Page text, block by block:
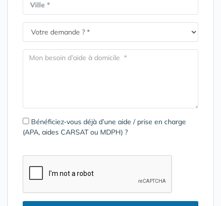
Ville *
Bénéficiez-vous déjà d’une aide / prise en charge
(APA, aides CARSAT ou MDPH) ?